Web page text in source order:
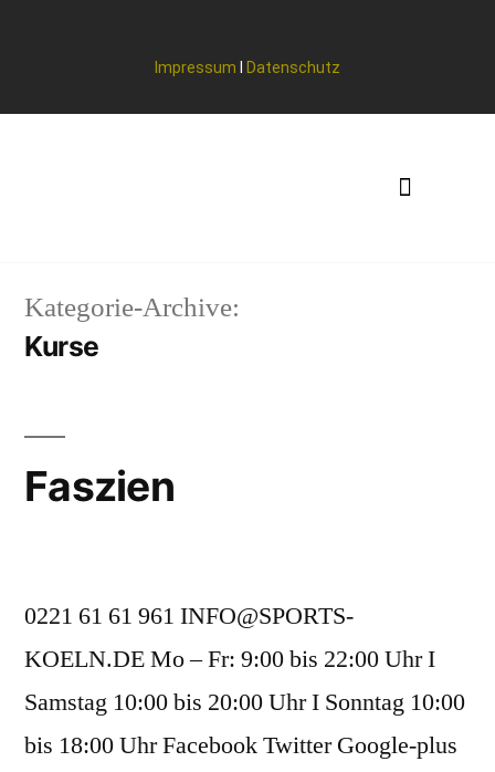
Impressum Datenschutz
Kategorie-Archive:
Kurse
Faszien
0221 61 61 961 INFO@SPORTS-
KOELN.DE Mo – Fr: 9:00 bis 22:00 Uhr I
Samstag 10:00 bis 20:00 Uhr I Sonntag 10:00
bis 18:00 Uhr Facebook Twitter Google-plus